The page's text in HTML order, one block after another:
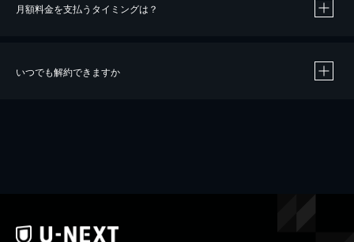
※40％ポイント還元の対象は、クレジットカード決済による作品の購入 / レンタルです。
月額料金を支払うタイミングは？
いつでも解約できますか